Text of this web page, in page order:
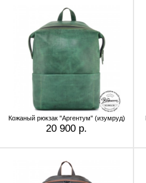
Кожаный рюкзак "Аргентум" (изумруд)
20 900 р.